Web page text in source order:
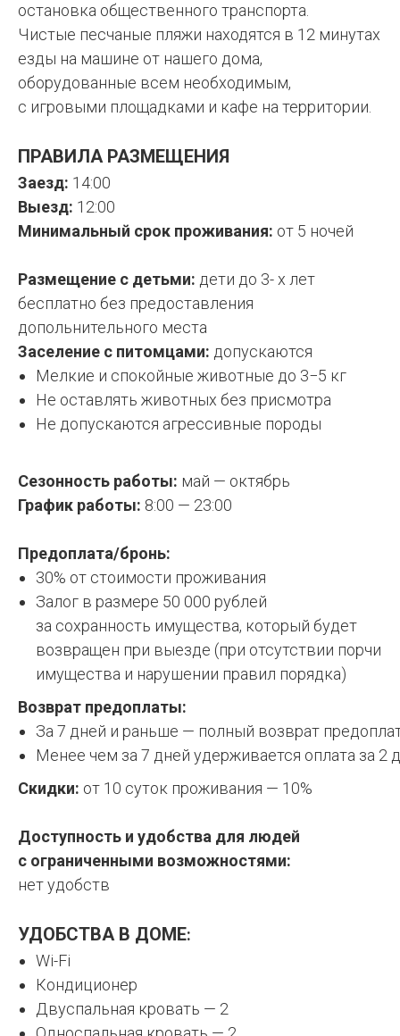
остановка общественного транспорта.
Чистые песчаные пляжи находятся в 12 минутах
езды на машине от нашего дома,
оборудованные всем необходимым,
с игровыми площадками и кафе на территории.
ПРАВИЛА РАЗМЕЩЕНИЯ
Заезд: 14:00
Выезд: 12:00
Минимальный срок проживания: от 5 ночей
Размещение с детьми: дети до 3- х лет
бесплатно без предоставления
допольнительного места
Заселение с питомцами: допускаются
Мелкие и спокойные животные до 3−5 кг
Не оставлять животных без присмотра
Не допускаются агрессивные породы
Сезонность работы: май — октябрь
График работы: 8:00 — 23:00
Предоплата/бронь:
30% от стоимости проживания
Залог в размере 50 000 рублей
за сохранность имущества, который будет
возвращен при выезде (при отсутствии порчи
имущества и нарушении правил порядка)
Возврат предоплаты:
За 7 дней и раньше — полный возврат
Менее чем за 7 дней удерживается оплата за 2
Скидки: от 10 суток проживания — 10%
Доступность и удобства для людей
с ограниченными возможностями:
нет удобств
УДОБСТВА В ДОМЕ:
Wi-Fi
Кондиционер
Двуспальная кровать — 2